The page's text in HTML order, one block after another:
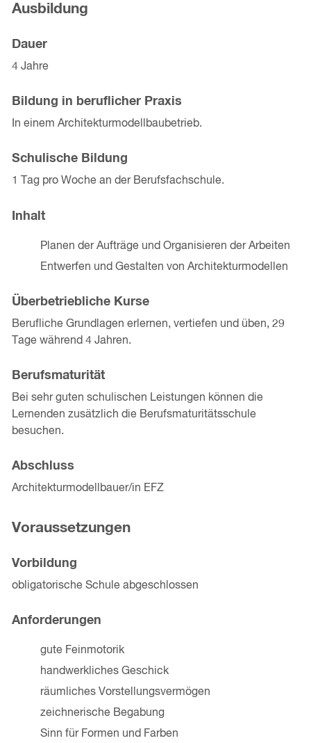
Ausbildung
Dauer
4 Jahre
Bildung in beruflicher Praxis
In einem Architekturmodellbaubetrieb.
Schulische Bildung
1 Tag pro Woche an der Berufsfachschule.
Inhalt
Planen der Aufträge und Organisieren der Arbeiten
Entwerfen und Gestalten von Architekturmodellen
Überbetriebliche Kurse
Berufliche Grundlagen erlernen, vertiefen und üben, 29
Tage während 4 Jahren.
Berufsmaturität
Bei sehr guten schulischen Leistungen können die
Lernenden zusätzlich die Berufsmaturitätsschule
besuchen.
Abschluss
Architekturmodellbauer/in EFZ
Voraussetzungen
Vorbildung
obligatorische Schule abgeschlossen
Anforderungen
gute Feinmotorik
handwerkliches Geschick
räumliches Vorstellungsvermögen
zeichnerische Begabung
Sinn für Formen und Farben